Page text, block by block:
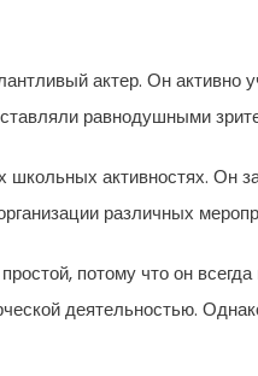
актер. Он активно
равнодушными
школьных активностях. Он
различных
потому что он
деятельностью.